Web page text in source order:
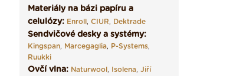
Materiály na bázi papíru a
celulózy: Enroll, CIUR, Dektrade
Sendvičové desky a systémy:
Kingspan, Marcegaglia, P-Systems,
Ruukki
Ovčí vlna: Naturwool, Isolena, Jiří